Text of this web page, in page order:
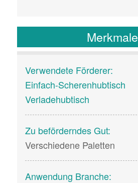
Merkmale
Verwendete Förderer:
Einfach-Scherenhubtisch
Verladehubtisch
Zu beförderndes Gut:
Verschiedene Paletten
Anwendung Branche: